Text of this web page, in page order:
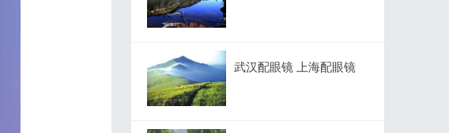
武汉配眼镜 上海配眼镜